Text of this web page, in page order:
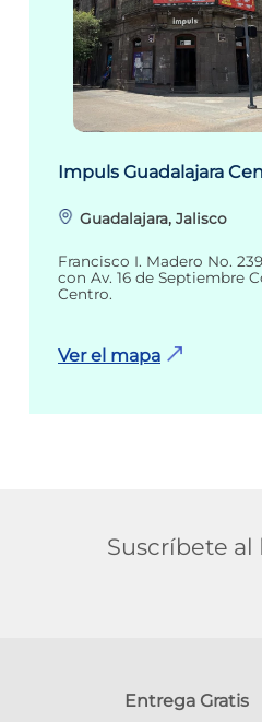
Impuls Guadalajara
Guadalajara, Jalisco
Francisco I. Madero No.
con Av. 16 de Septiembre
Centro.
Ver el mapa
Suscríbete al
Entrega Gratis